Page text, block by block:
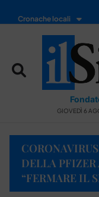
Cronache locali
GIOVEDÌ 6
DELLA
“FERMARE IL